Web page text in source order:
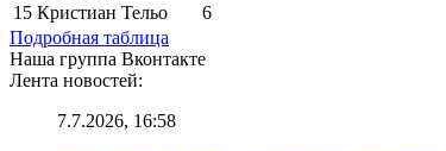
15 Кристиан Тельо
6
Подробная таблица
Наша группа Вконтакте
Лента новостей:
7.7.2026, 16:58